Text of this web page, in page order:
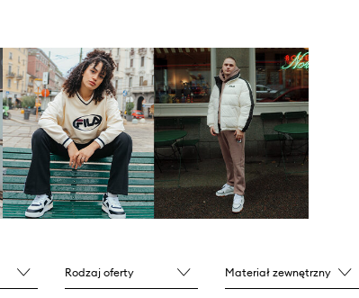
Rodzaj oferty Materiał zewnętrzny